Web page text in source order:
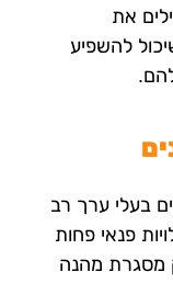
את
להשפיע
בעלי ערך רב
פנאי פחות
מסגרת מהנה